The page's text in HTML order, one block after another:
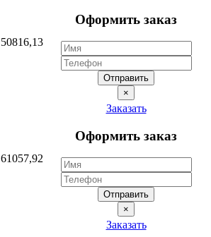
50816,13
Оформить заказ
Отправить
×
61057,92
Заказать
Оформить заказ
Отправить
×
Заказать